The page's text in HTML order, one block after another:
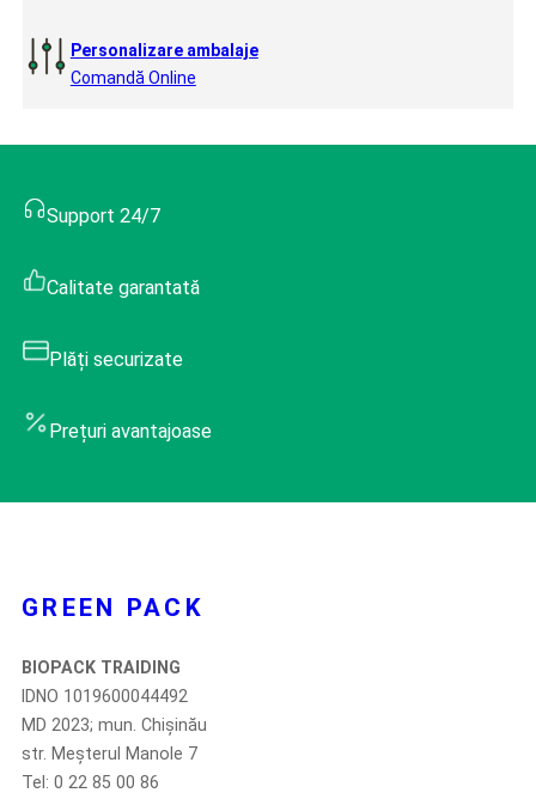
Personalizare ambalaje
Comandă Online
Support 24/7
Calitate garantată
Plăți securizate
Prețuri avantajoase
GREEN PACK
BIOPACK TRAIDING
IDNO 1019600044492
MD 2023; mun. Chișinău
str. Meșterul Manole 7
Tel: 0 22 85 00 86